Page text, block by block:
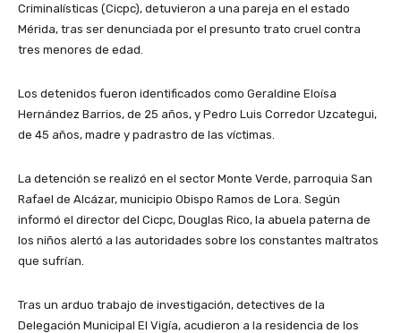
Criminalísticas (Cicpc), detuvieron a una pareja en el estado
Mérida, tras ser denunciada por el presunto trato cruel contra
tres menores de edad.
Los detenidos fueron identificados como Geraldine Eloísa
Hernández Barrios, de 25 años, y Pedro Luis Corredor Uzcategui,
de 45 años, madre y padrastro de las víctimas.
La detención se realizó en el sector Monte Verde, parroquia San
Rafael de Alcázar, municipio Obispo Ramos de Lora. Según
informó el director del Cicpc, Douglas Rico, la abuela paterna de
los niños alertó a las autoridades sobre los constantes maltratos
que sufrían.
Tras un arduo trabajo de investigación, detectives de la
Delegación Municipal El Vigía, acudieron a la residencia de los